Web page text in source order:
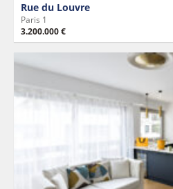
Rue du Louvre
Paris 1
3.200.000 €